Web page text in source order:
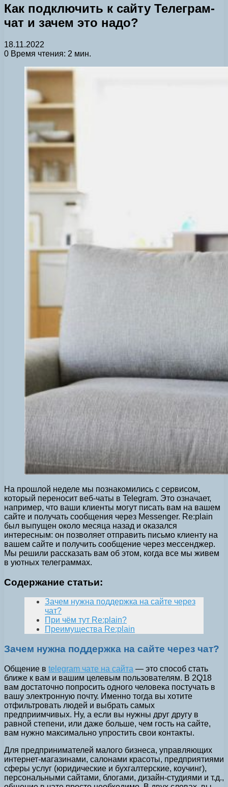
Как подключить к сайту Телеграм-
чат и зачем это надо?
18.11.2022
0 Время чтения: 2 мин.
На прошлой неделе мы познакомились с сервисом,
который переносит веб-чаты в Telegram. Это означает,
например, что ваши клиенты могут писать вам на вашем
сайте и получать сообщения через Messenger. Re:plain
был выпущен около месяца назад и оказался
интересным: он позволяет отправить письмо клиенту на
вашем сайте и получить сообщение через мессенджер.
Мы решили рассказать вам об этом, когда все мы живем
в уютных телеграммах.
Содержание статьи:
Зачем нужна поддержка на сайте через
чат?
При чём тут Re:plain?
Преимущества Re:plain
Зачем нужна поддержка на сайте через чат?
Общение в telegram чате на сайта — это способ стать
ближе к вам и вашим целевым пользователям. В 2Q18
вам достаточно попросить одного человека постучать в
вашу электронную почту. Именно тогда вы хотите
отфильтровать людей и выбрать самых
предприимчивых. Ну, а если вы нужны друг другу в
равной степени, или даже больше, чем гость на сайте,
вам нужно максимально упростить свои контакты.
Для предпринимателей малого бизнеса, управляющих
интернет-магазинами, салонами красоты, предприятиями
сферы услуг (юридические и бухгалтерские, коучинг),
персональными сайтами, блогами, дизайн-студиями и т.д.,